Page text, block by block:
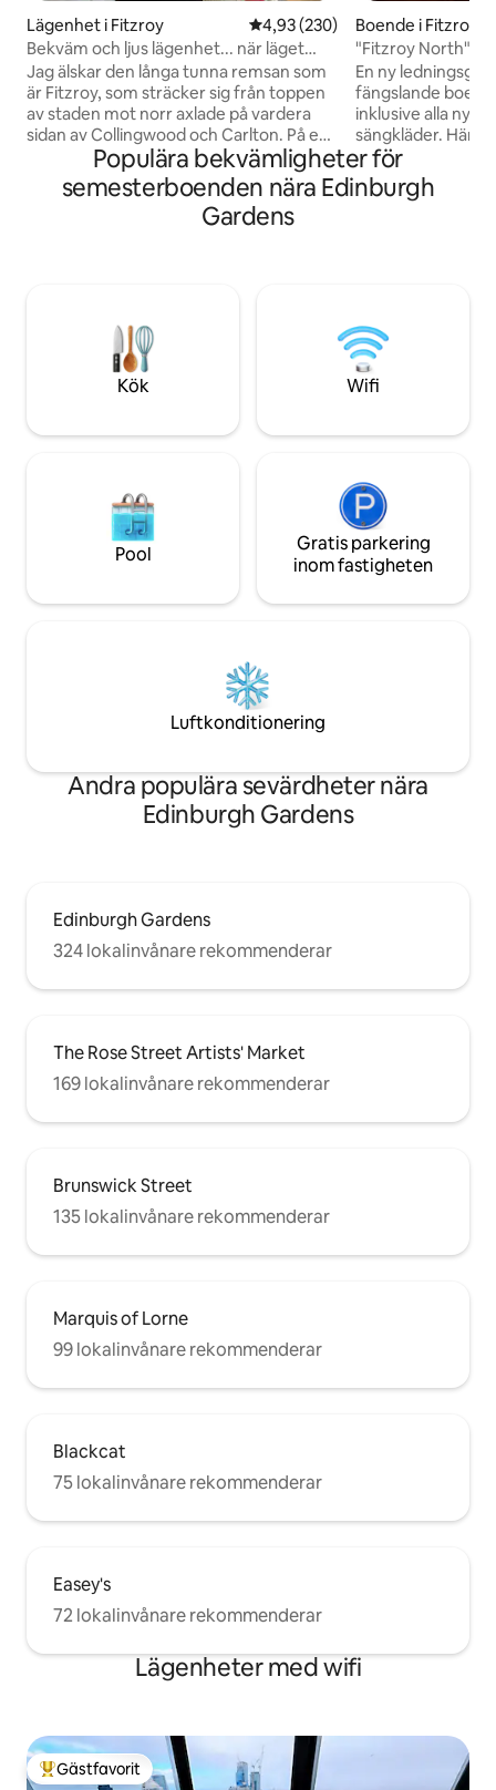
Lägenhet i Fitzroy 4,93 av 5 i genomsnittligt
4,93 (230)
Bekväm och ljus lägenhet... när läget
räknas
Jag älskar den långa tunna remsan som
är Fitzroy, som sträcker sig från toppen
av staden mot norr axlade på vardera
sidan av Collingwood och Carlton. På en
solig dag ta en promenad längs
Brunswick eller Smith Street in i staden,
njut av vår lokala arkitektur, gatukonst,
butiker... och stanna längs vägen för en
Rod Laver Arena, the National Gallery,
Concert Hall and Theatres, our art filled
laneways and fabulous eateries are all in
easy reach. Om du befinner dig i
denna rymliga och bekväma fristående
en tvättmaskin det perfekta stället att
stanna till TV och wifi tillhandahålls samt
sängkläder och handdukar och kaffe, te,
schampo och tvål Det finns 5 trappsteg
in i byggnaden och 1 steg när du väl är
inne i lägenheten Vi kan tillhandahålla
Boende i Fitzroy
"Fitzroy North".
beläget.
En ny
fängslande boende.
inklusive alla nya
sängkläder. Här finns: - Fantastiskt läge -
3 lyxiga sovrum -
Professionella
Netflix - Stort
Inkluderar ett
obegränsat WIFI.
Populära bekvämligheter för
semesterboenden nära Edinburgh
Gardens
Kök Wifi
Pool
Gratis parkering
inom fastigheten
Luftkonditionering
Andra populära sevärdheter nära
Edinburgh Gardens
Edinburgh Gardens
324 lokalinvånare rekommenderar
The Rose Street Artists' Market
169 lokalinvånare rekommenderar
Brunswick Street
135 lokalinvånare rekommenderar
Marquis of Lorne
99 lokalinvånare rekommenderar
Blackcat
75 lokalinvånare rekommenderar
Easey's
72 lokalinvånare rekommenderar
Lägenheter med wifi
Populär gästfavorit
Gästfavorit